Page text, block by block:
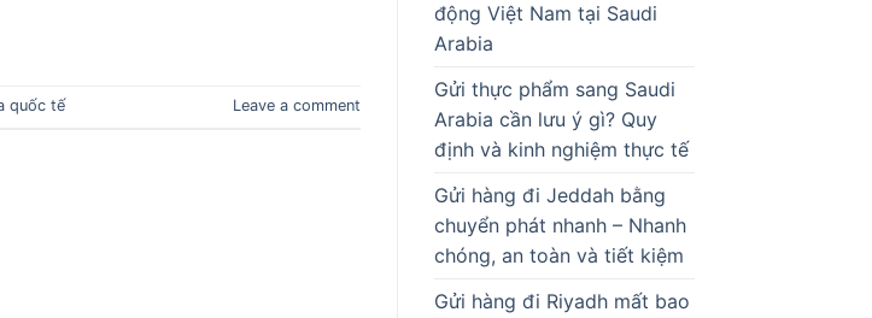
quốc tế Leave a comment
động Việt Nam tại Saudi
Arabia
Gửi thực phẩm sang Saudi
Arabia cần lưu ý gì? Quy
định và kinh nghiệm thực tế
Gửi hàng đi Jeddah bằng
chuyển phát nhanh – Nhanh
chóng, an toàn và tiết kiệm
Gửi hàng đi Riyadh mất bao